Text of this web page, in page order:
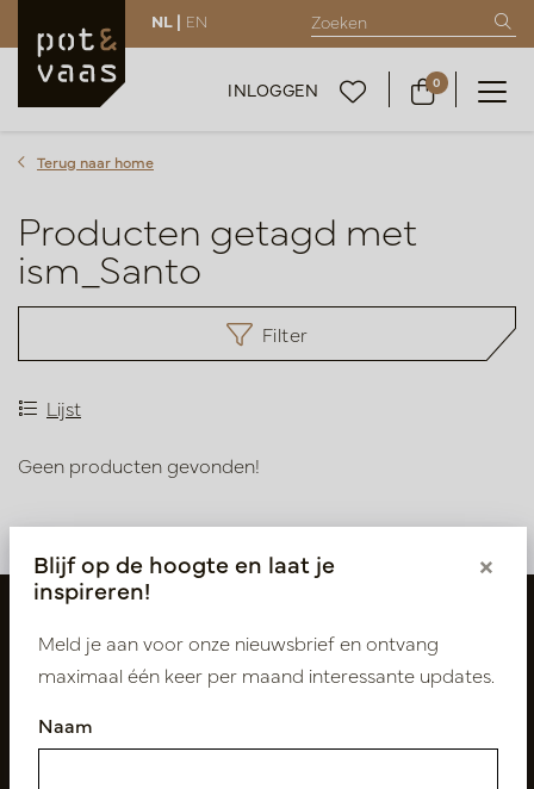
NL | EN
INLOGGEN 0
Terug naar home
Producten getagd met
ism_Santo
Filter
Lijst
Geen producten gevonden!
Blijf op de hoogte en laat je
inspireren!
×
Meld je aan voor onze nieuwsbrief en ontvang
maximaal één keer per maand interessante updates.
Naam